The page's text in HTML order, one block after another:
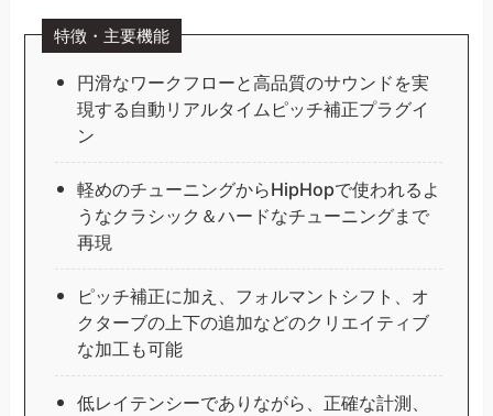
特徴・主要機能
円滑なワークフローと高品質のサウンドを実
現する自動リアルタイムピッチ補正プラグイ
ン
軽めのチューニングからHipHopで使われるよ
うなクラシック＆ハードなチューニングまで
再現
ピッチ補正に加え、フォルマントシフト、オ
クターブの上下の追加などのクリエイティブ
な加工も可能
低レイテンシーでありながら、正確な計測、